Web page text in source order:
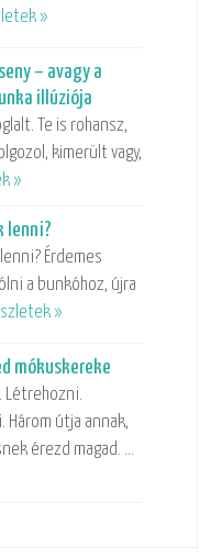
»
– avagy a
illúziója
Te is rohansz,
kimerült vagy,
»
lenni?
Érdemes
a bunkóhoz, újra
»
mókuskereke
Létrehozni.
Három útja annak,
érezd magad. …